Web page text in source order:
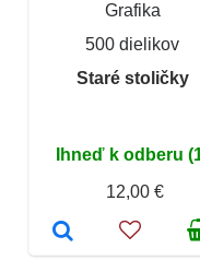
Grafika
500 dielikov
Staré stoličky
Ihneď k odberu
12,00 €